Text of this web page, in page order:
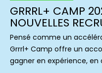
GRRRL+ CAMP
NOUVELLES
Pensé comme un
Grrrl+ Camp offre un
gagner en expérience,